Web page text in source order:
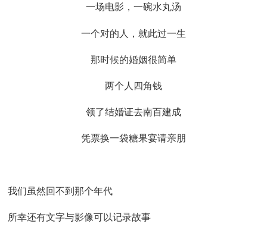
一场电影，一碗水丸汤
一个对的人，就此过一生
那时候的婚姻很简单
两个人四角钱
领了结婚证去南百建成
凭票换一袋糖果宴请亲朋
我们虽然回不到那个年代
所幸还有文字与影像可以记录故事